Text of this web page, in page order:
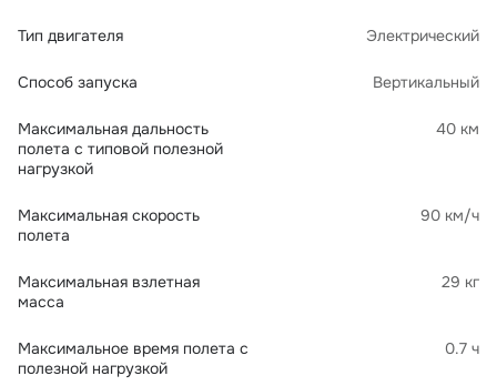
Тип двигателя Электрический
Способ запуска Вертикальный
Максимальная дальность
полета с типовой полезной
нагрузкой
40 км
Максимальная скорость
полета
90 км/ч
Максимальная взлетная
масса
29 кг
Максимальное время полета с
полезной нагрузкой
0.7 ч